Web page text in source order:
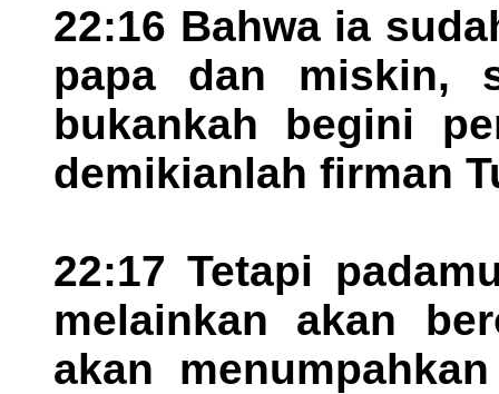
22:16 Bahwa ia
papa dan miskin,
bukankah begini
demikianlah firman
22:17 Tetapi
melainkan akan
akan